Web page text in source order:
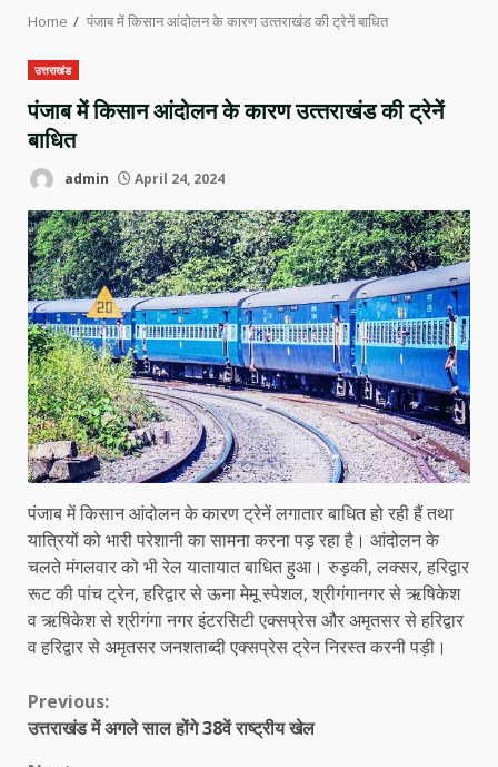
Home पंजाब में किसान आंदोलन के कारण उत्‍तराखंड की ट्रेनें बाधित
उत्तराखंड
पंजाब में किसान आंदोलन के कारण उत्‍तराखंड की ट्रेनें
बाधित
admin April 24, 2024
पंजाब में किसान आंदोलन के कारण ट्रेनें लगातार बाधित हो रही हैं तथा
यात्रियों को भारी परेशानी का सामना करना पड़ रहा है। आंदोलन के
चलते मंगलवार को भी रेल यातायात बाधित हुआ। रुड़की, लक्सर, हरिद्वार
रूट की पांच ट्रेन, हरिद्वार से ऊना मेमू स्पेशल, श्रीगंगानगर से ऋषिकेश
व ऋषिकेश से श्रीगंगा नगर इंटरसिटी एक्सप्रेस और अमृतसर से हरिद्वार
व हरिद्वार से अमृतसर जनशताब्दी एक्सप्रेस ट्रेन निरस्त करनी पड़ी।
Continue
Previous:
उत्तराखंड में अगले साल होंगे 38वें राष्ट्रीय खेल